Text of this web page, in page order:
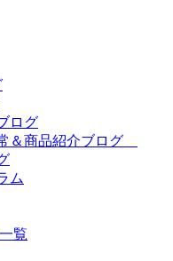
ログ
商品紹介ブログ
ム
覧